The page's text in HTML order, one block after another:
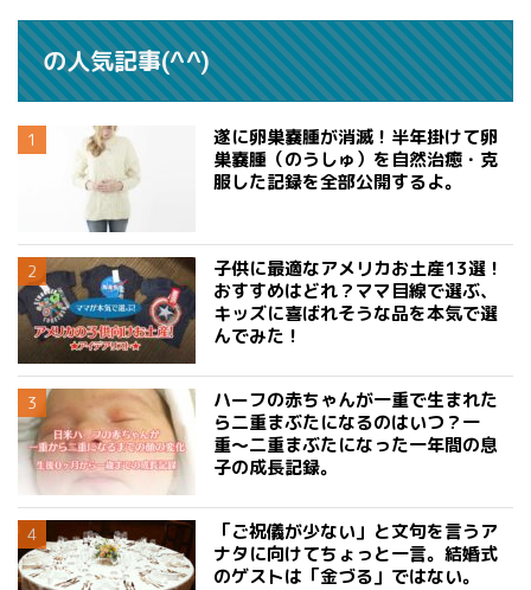
の人気記事(^^)
遂に卵巣嚢腫が消滅！半年掛けて卵
巣嚢腫（のうしゅ）を自然治癒・克
服した記録を全部公開するよ。
子供に最適なアメリカお土産13選！
おすすめはどれ？ママ目線で選ぶ、
キッズに喜ばれそうな品を本気で選
んでみた！
ハーフの赤ちゃんが一重で生まれた
ら二重まぶたになるのはいつ？一
重〜二重まぶたになった一年間の息
子の成長記録。
「ご祝儀が少ない」と文句を言うア
ナタに向けてちょっと一言。結婚式
のゲストは「金づる」ではない。